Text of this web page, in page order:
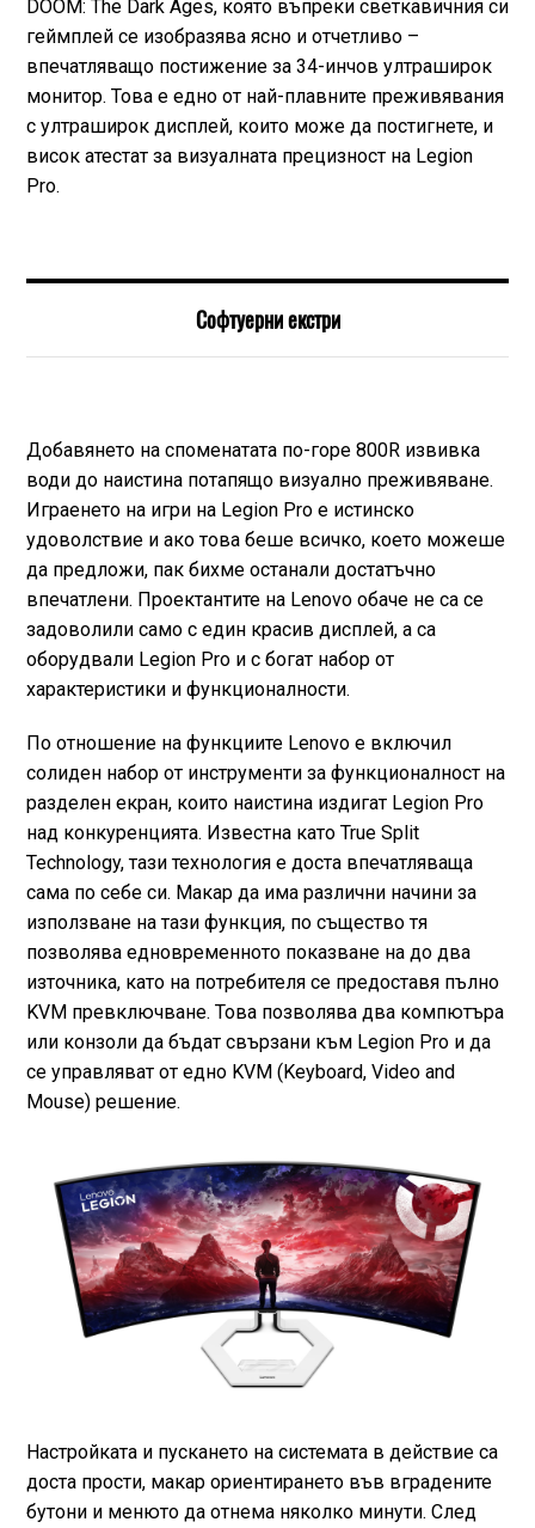
DOOM: The Dark Ages, която въпреки светкавичния си
геймплей се изобразява ясно и отчетливо –
впечатляващо постижение за 34-инчов ултраширок
монитор. Това е едно от най-плавните преживявания
с ултраширок дисплей, които може да постигнете, и
висок атестат за визуалната прецизност на Legion
Pro.
Софтуерни екстри
Добавянето на споменатата по-горе 800R извивка
води до наистина потапящо визуално преживяване.
Играенето на игри на Legion Pro е истинско
удоволствие и ако това беше всичко, което можеше
да предложи, пак бихме останали достатъчно
впечатлени. Проектантите на Lenovo обаче не са се
задоволили само с един красив дисплей, а са
оборудвали Legion Pro и с богат набор от
характеристики и функционалности.
По отношение на функциите Lenovo е включил
солиден набор от инструменти за функционалност на
разделен екран, които наистина издигат Legion Pro
над конкуренцията. Известна като True Split
Technology, тази технология е доста впечатляваща
сама по себе си. Макар да има различни начини за
използване на тази функция, по същество тя
позволява едновременното показване на до два
източника, като на потребителя се предоставя пълно
KVM превключване. Това позволява два компютъра
или конзоли да бъдат свързани към Legion Pro и да
се управляват от едно KVM (Keyboard, Video and
Mouse) решение.
Настройката и пускането на системата в действие са
доста прости, макар ориентирането във вградените
бутони и менюто да отнема няколко минути. След